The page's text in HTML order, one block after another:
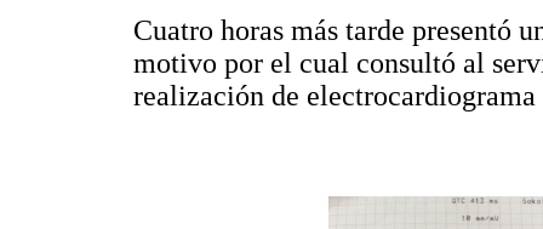
Cuatro horas más tarde presentó
motivo por el cual consultó al
realización de